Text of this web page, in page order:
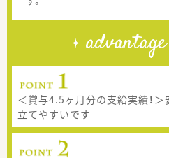
advantage
＜賞与4.5ヶ月分の支給実績！
立てやすいです